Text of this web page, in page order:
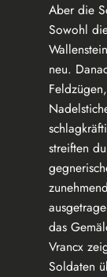
Aber die
Sowohl
neu.
streiften
das
Vrancx
Soldaten